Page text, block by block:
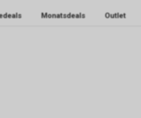
Monatsdeals Outlet